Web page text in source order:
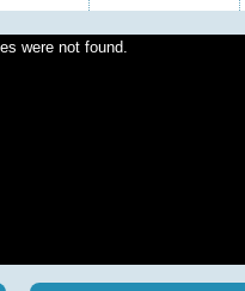
were not found.